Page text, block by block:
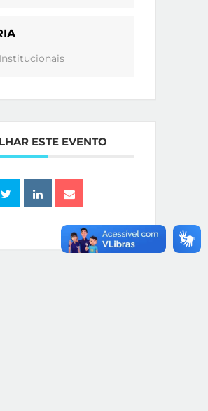
ESTE EVENTO